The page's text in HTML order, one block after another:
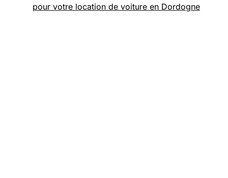
pour votre location de voiture en Dordogne